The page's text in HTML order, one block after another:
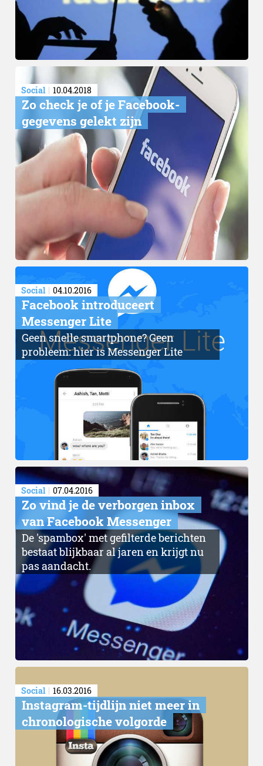
Social 10.04.2018
Zo check je of je Facebook-
gegevens gelekt zijn
Social 04.10.2016
Facebook introduceert
Messenger Lite
Geen snelle smartphone? Geen
probleem: hier is Messenger Lite
Social 07.04.2016
Zo vind je de verborgen inbox
van Facebook Messenger
De 'spambox' met gefilterde berichten
bestaat blijkbaar al jaren en krijgt nu
pas aandacht.
Social 16.03.2016
Instagram-tijdlijn niet meer in
chronologische volgorde